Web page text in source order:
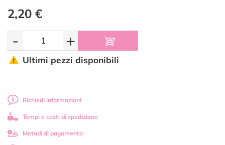
2,20 €
- +
Ultimi pezzi disponibili
Richiedi informazioni
Tempi e costi di spedizione
Metodi di pagamento